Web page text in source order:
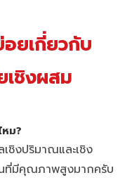
ยเกี่ยวกับ
ชิงผสม
ม?
ชิงปริมาณและเชิง
ที่มีคุณภาพสูงมากครับ